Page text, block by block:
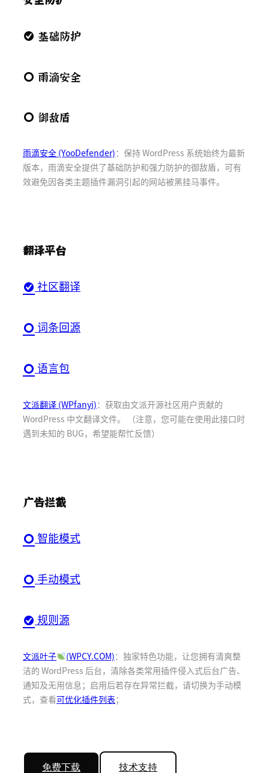
基础防护
雨滴安全
御敌盾
雨滴安全 (YooDefender) ：保持 WordPress 系统始终为最新
版本，雨滴安全提供了基础防护和强力防护的御敌盾，可有
效避免因各类主题插件漏洞引起的网站被黑挂马事件。
翻译平台
社区翻译
词条回源
语言包
文派翻译 (WPfanyi) ：获取由文派开源社区用户贡献的
WordPress 中文翻译文件。 （注意，您可能在使用此接口时
遇到未知的 BUG，希望能帮忙反馈）
广告拦截
智能模式
手动模式
规则源
文派叶子 (WPCY.COM) ：独家特色功能，让您拥有清爽整
洁的 WordPress 后台，清除各类常用插件侵入式后台广告、
通知及无用信息；启用后若存在异常拦截，请切换为手动模
式，查看可优化插件列表 ；
免费下载 技术支持